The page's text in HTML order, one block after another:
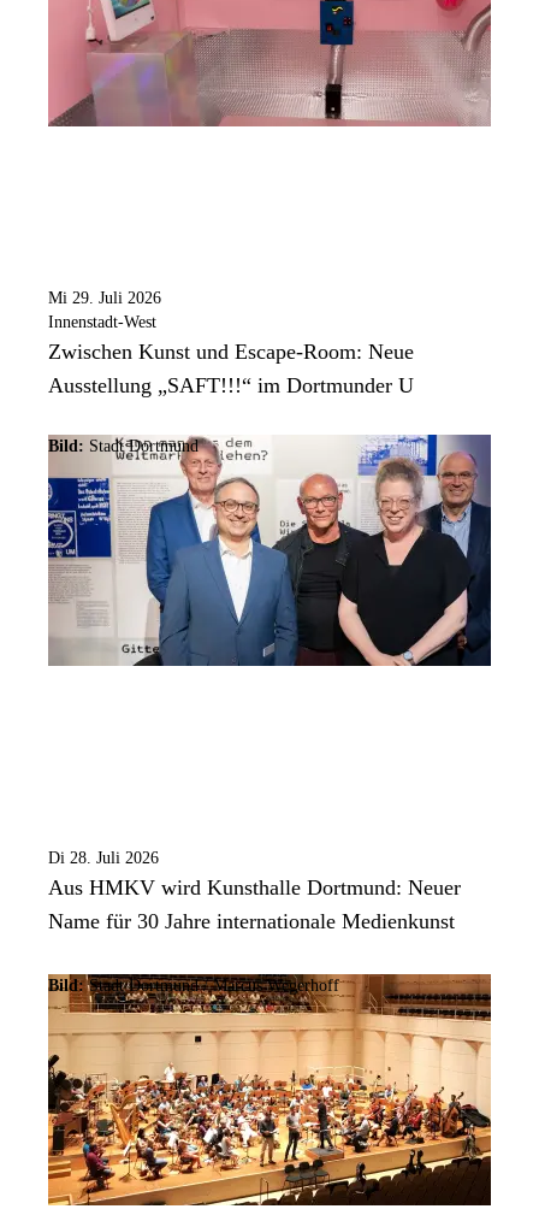
Mi 29. Juli 2026
Innenstadt-West
Zwischen Kunst und Escape-Room: Neue
Ausstellung „SAFT!!!“ im Dortmunder U
Bild: Stadt Dortmund
Di 28. Juli 2026
Aus HMKV wird Kunsthalle Dortmund: Neuer
Name für 30 Jahre internationale Medienkunst
Bild: Stadt Dortmund / Marcus Wegerhoff